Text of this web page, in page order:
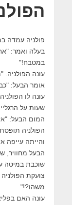
פולניה עמדה
בעלה ואמר:
במטבח!"
עונה
אומר הבעל:
עונה לו
שעות על
המום הבעל:
הפולניה
והייתה עייפה
הבעל מחוויר,
שוכבת במיטה
צועקת
משהו?!"